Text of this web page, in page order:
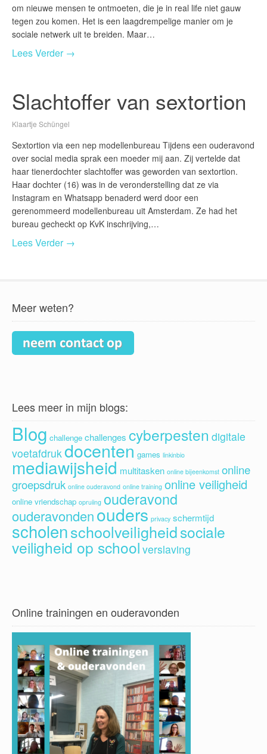
om nieuwe mensen te ontmoeten, die je in real life niet gauw
tegen zou komen. Het is een laagdrempelige manier om je
sociale netwerk uit te breiden. Maar…
Lees Verder →
Slachtoffer van sextortion
Klaartje Schüngel
Sextortion via een nep modellenbureau Tijdens een ouderavond
over social media sprak een moeder mij aan. Zij vertelde dat
haar tienerdochter slachtoffer was geworden van sextortion.
Haar dochter (16) was in de veronderstelling dat ze via
Instagram en Whatsapp benaderd werd door een
gerenommeerd modellenbureau uit Amsterdam. Ze had het
bureau gecheckt op KvK inschrijving,…
Lees Verder →
Meer weten?
Lees meer in mijn blogs:
Blog challenge challenges cyberpesten digitale
voetafdrukdocenten games linkinbio
mediawijsheid multitasken online bijeenkomst online
groepsdruk online ouderavond online training online veiligheid
online vriendschap opruiing ouderavond
ouderavondenouders privacy schermtijd
scholenschoolveiligheidsociale
veiligheid op school verslaving
Online trainingen en ouderavonden